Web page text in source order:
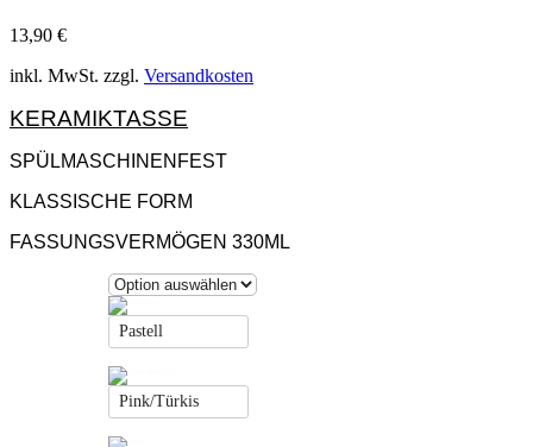
13,90 €
inkl. MwSt. zzgl. Versandkosten
KERAMIKTASSE
SPÜLMASCHINENFEST
KLASSISCHE FORM
FASSUNGSVERMÖGEN 330ML
Pastell
Pink/Türkis